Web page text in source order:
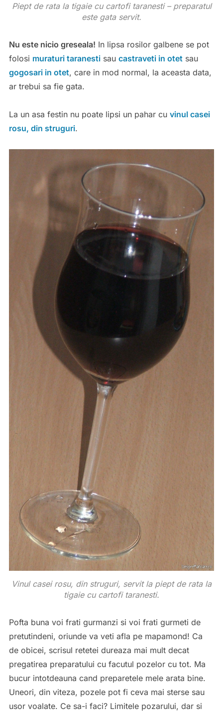
Piept de rata la tigaie cu cartofi taranesti – preparatul
este gata servit.
Nu este nicio greseala! In lipsa rosilor galbene se pot
folosi muraturi taranestisau castraveti in otet sau
gogosari in otet, care in mod normal, la aceasta data,
ar trebui sa fie gata.
La un asa festin nu poate lipsi un pahar cu vinul casei
rosu, din struguri.
Vinul casei rosu, din struguri, servit la piept de rata la
tigaie cu cartofi taranesti.
Pofta buna voi frati gurmanzi si voi frati gurmeti de
pretutindeni, oriunde va veti afla pe mapamond! Ca
de obicei, scrisul retetei dureaza mai mult decat
pregatirea preparatului cu facutul pozelor cu tot. Ma
bucur intotdeauna cand preparetele mele arata bine.
Uneori, din viteza, pozele pot fi ceva mai sterse sau
usor voalate. Ce sa-i faci? Limitele pozarului, dar si